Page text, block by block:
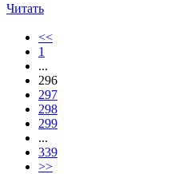
Читать
<<
1
...
296
297
298
299
...
339
>>